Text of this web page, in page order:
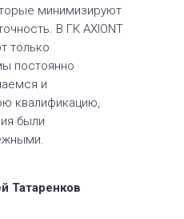
минимизируют
В ГК AXIONT
только
постоянно
и
квалификацию,
были
Татаренков